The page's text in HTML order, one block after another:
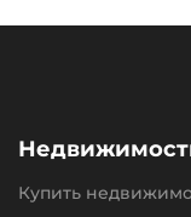
Купить